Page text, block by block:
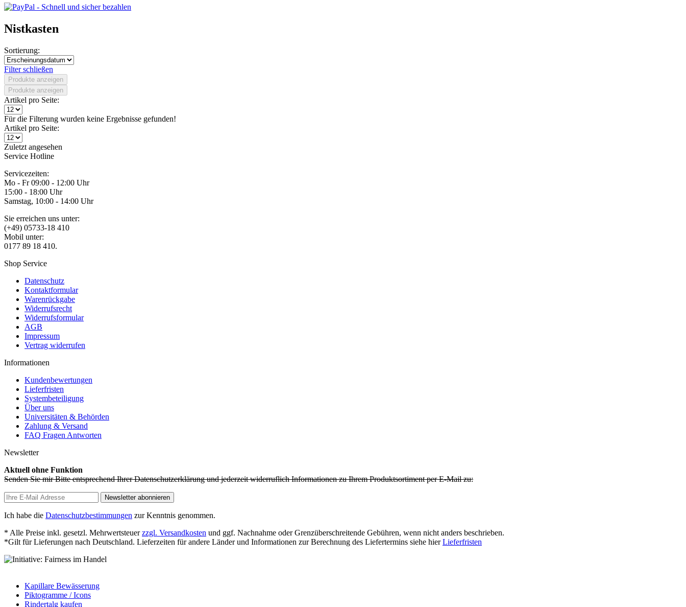
Nistkasten
Sortierung:
Filter schließen
Produkte anzeigen
Produkte anzeigen
Artikel pro Seite:
Für die Filterung wurden keine Ergebnisse gefunden!
Artikel pro Seite:
Zuletzt angesehen
Service Hotline
Servicezeiten:
Mo - Fr 09:00 - 12:00 Uhr
15:00 - 18:00 Uhr
Samstag, 10:00 - 14:00 Uhr
Sie erreichen uns unter:
(+49) 05733-18 410
Mobil unter:
0177 89 18 410.
Shop Service
Datenschutz
Kontaktformular
Warenrückgabe
Widerrufsrecht
Widerrufsformular
AGB
Impressum
Vertrag widerrufen
Informationen
Kundenbewertungen
Lieferfristen
Systembeteiligung
Über uns
Universitäten & Behörden
Zahlung & Versand
FAQ Fragen Antworten
Newsletter
Aktuell ohne Funktion
Senden Sie mir Bitte entsprechend Ihrer Datenschutzerklärung und jederzeit widerruflich Informationen zu Ihrem Produktsortiment per E-Mail zu:
Newsletter abonnieren
Ich habe die Datenschutzbestimmungen zur Kenntnis genommen.
* Alle Preise inkl. gesetzl. Mehrwertsteuerzzgl. Versandkosten und ggf. Nachnahme oder Grenzüberschreitende Gebühren, wenn nicht anders beschrieben.
*Gilt für Lieferungen nach Deutschland. Lieferzeiten für andere Länder und Informationen zur Berechnung des Liefertermins siehe hierLieferfristen
Kapillare Bewässerung
Piktogramme / Icons
Rindertalg kaufen